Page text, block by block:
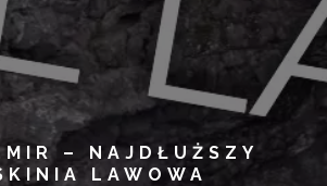
– NAJDŁUŻSZY
LAWOWA